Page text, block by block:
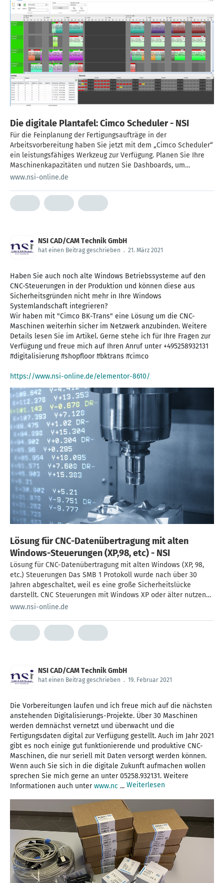
Die digitale Plantafel: Cimco Scheduler - NSI
Für die Feinplanung der Fertigungsaufträge in der
Arbeitsvorbereitung haben Sie jetzt mit dem „Cimco Scheduler“
ein leistungsfähiges Werkzeug zur Verfügung. Planen Sie Ihre
Maschinenkapazitäten und nutzen Sie Dashboards, um
Informationen über Ihre Produktion transparent zu machen. Mit
ist eine gute Integration des „Cimco Schedulers“ in Ihre IT-
Umgebung gewährleistet. […]
www.nsi-online.de
NSI CAD/CAM Technik GmbH
hat einen Beitrag geschrieben . 21. März 2021
Haben Sie auch noch alte Windows Betriebssysteme auf den
CNC-Steuerungen in der Produktion und können diese aus
Sicherheitsgründen nicht mehr in Ihre Windows
Systemlandschaft integrieren?
Wir haben mit "Cimco BK-Trans" eine Lösung um die CNC-
Maschinen weiterhin sicher im Netzwerk anzubinden. Weitere
Details lesen Sie im Artikel. Gerne stehe ich für Ihre Fragen zur
Verfügung und freue mich auf Ihren Anruf unter +495258932131
#digitalisierung #shopfloor #bktrans #cimco
https://www.nsi-online.de/elementor-8610/
Lösung für CNC-Datenübertragung mit alten
Windows-Steuerungen (XP,98, etc) - NSI
Lösung für CNC-Datenübertragung mit alten Windows (XP, 98,
etc.) Steuerungen Das SMB 1 Protokoll wurde nach über 30
Jahren abgeschaltet, weil es eine große Sicherheitslücke
darstellt. CNC Steuerungen mit Windows XP oder älter nutzen
das SMB1 Protokoll zum Anschluss in ein Windows Netzwerk.
deaktiviert. Im […]
www.nsi-online.de
NSI CAD/CAM Technik GmbH
hat einen Beitrag geschrieben . 19. Februar 2021
Die Vorbereitungen laufen und ich freue mich auf die nächsten
anstehenden Digitalisierungs-Projekte. Über 30 Maschinen
werden demnächst vernetzt und überwacht und die
Fertigungsdaten digital zur Verfügung gestellt. Auch im Jahr 2021
gibt es noch einige gut funktionierende und produktive CNC-
Maschinen, die nur seriell mit Daten versorgt werden können.
Wenn auch Sie sich in die digitale Zukunft aufmachen wollen
sprechen Sie mich gerne an unter 05258.932131. Weitere
Informationen auch unterwww.nc ... Weiterlesen